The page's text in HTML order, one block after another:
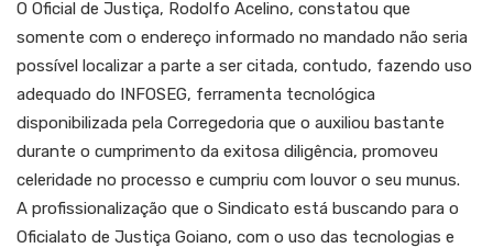
O Oficial de Justiça, Rodolfo Acelino, constatou que
somente com o endereço informado no mandado não seria
possível localizar a parte a ser citada, contudo, fazendo uso
adequado do INFOSEG, ferramenta tecnológica
disponibilizada pela Corregedoria que o auxiliou bastante
durante o cumprimento da exitosa diligência, promoveu
celeridade no processo e cumpriu com louvor o seu munus.
A profissionalização que o Sindicato está buscando para o
Oficialato de Justiça Goiano, com o uso das tecnologias e